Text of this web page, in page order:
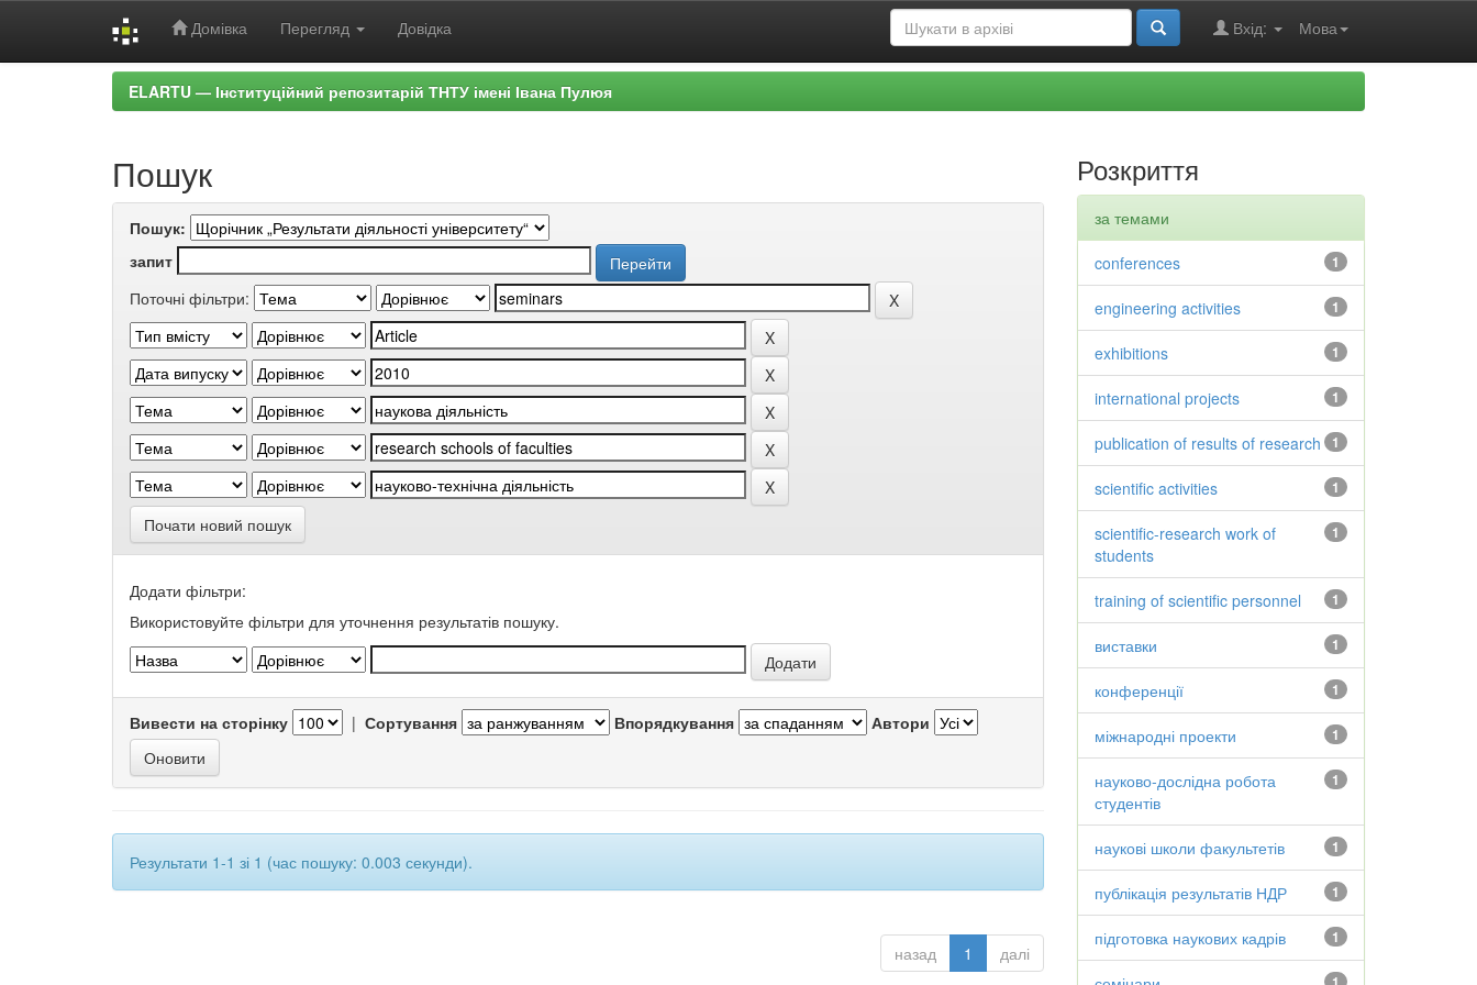
Домівка Перегляд Довідка Мова
Вхід:
ELARTU — Інституційний репозитарій ТНТУ імені Івана Пулюя
Пошук
Пошук:
запит
Поточні фільтри:
Почати новий пошук
Додати фільтри:
Використовуйте фільтри для уточнення результатів пошуку.
Вивести на сторінку | Сортування Впорядкування Автори
Результати 1-1 зі 1 (час пошуку: 0.003 секунди).
назад 1 далі
Розкриття
за темами
1
conferences
1
engineering activities
1
exhibitions
1
international projects
1
publication of results of research
1
scientific activities
1
scientific-research work of
students
1
training of scientific personnel
1
виставки
1
конференції
1
міжнародні проекти
1
науково-дослідна робота
студентів
1
наукові школи факультетів
1
публікація результатів НДР
1
підготовка наукових кадрів